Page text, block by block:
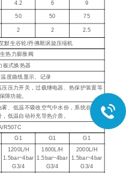
4.2 6
9
50 50 75
2 2 2.5
默生谷轮/丹佛斯涡旋压缩机
热力膨胀阀
板式换热器
度曲线显示、记录
压力开关，过载继电器、热保护装置等
障功能。
、低温不吸收空气中水份，系统在运行
低温自动补充导热介质。
R507C
G1 G1 G1
1200L/H
1.5bar~4bar
G3/4
1600L/H
1.5bar~4bar
G3/4
2000L/H
1.5bar~4bar
G3/4